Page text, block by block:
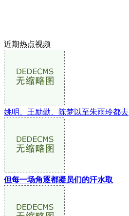
近期热点视频
姚明、王励勤、陈梦以至朱雨玲都去
但每一场角逐都凝员们的汗水取